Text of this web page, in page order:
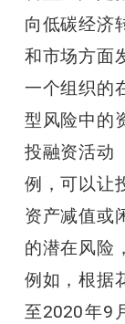
向低碳经济
和市场方面
一个组织的
型风险中的
投融资活动
例，可以让
资产减值或
的潜在风险
例如，根据
至2020年9